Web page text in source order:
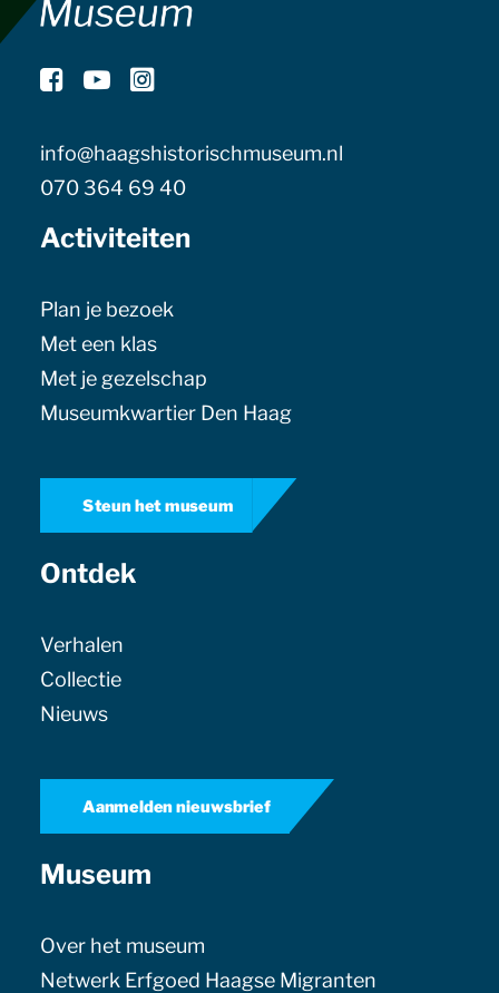
info@haagshistorischmuseum.nl
070 364 69 40
Activiteiten
Plan je bezoek
Met een klas
Met je gezelschap
Museumkwartier Den Haag
Steun het museum
Ontdek
Verhalen
Collectie
Nieuws
Aanmelden nieuwsbrief
Museum
Over het museum
Netwerk Erfgoed Haagse Migranten